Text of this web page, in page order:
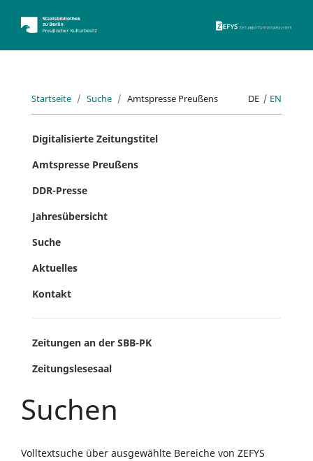
Startseite Suche Amtspresse Preußens DE | EN
Digitalisierte Zeitungstitel
Amtspresse Preußens
DDR-Presse
Jahresübersicht
Suche
Aktuelles
Kontakt
Zeitungen an der SBB-PK
Zeitungslesesaal
Suchen
Volltextsuche über ausgewählte Bereiche von ZEFYS